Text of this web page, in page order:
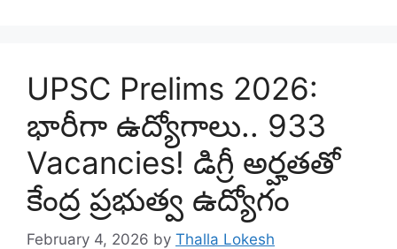
UPSC Prelims 2026:
భారీగా ఉద్యోగాలు.. 933
Vacancies! డిగ్రీ అర్హతతో
కేంద్ర ప్రభుత్వ ఉద్యోగం
February 4, 2026 by Thalla Lokesh